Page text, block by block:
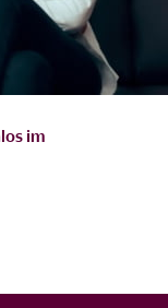
im